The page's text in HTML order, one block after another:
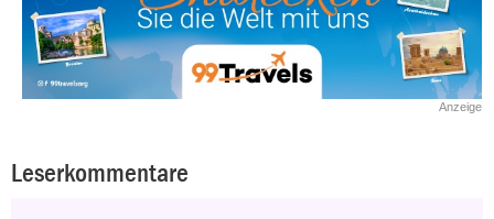
Anzeige
Leserkommentare